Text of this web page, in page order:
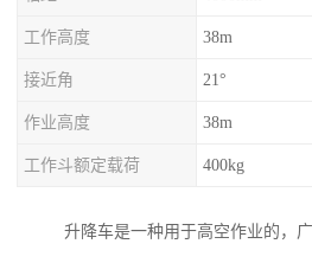
工作高度 38m
接近角 21°
作业高度 38m
工作斗额定载荷 400kg
升降车是一种用于高空作业的，